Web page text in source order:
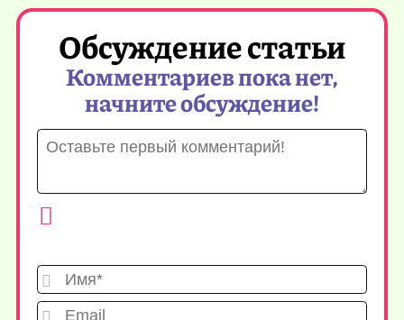
Обсуждение статьи
Комментариев пока нет,
начните обсуждение!
Имя*